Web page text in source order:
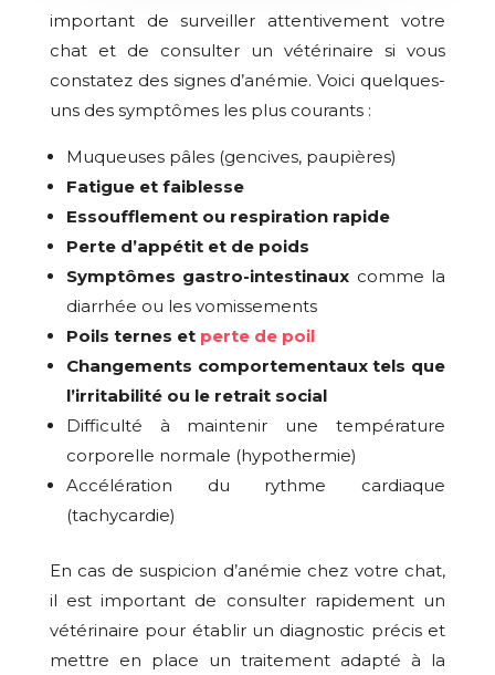
important de surveiller attentivement votre
chat et de consulter un vétérinaire si vous
constatez des signes d’anémie. Voici quelques-
uns des symptômes les plus courants :
Muqueuses pâles (gencives, paupières)
Fatigue et faiblesse
Essoufflement ou respiration rapide
Perte d’appétit et de poids
Symptômes gastro-intestinaux comme la
diarrhée ou les vomissements
Poils ternes et perte de poil
Changements comportementaux tels que
l’irritabilité ou le retrait social
Difficulté à maintenir une température
corporelle normale (hypothermie)
Accélération du rythme cardiaque
(tachycardie)
En cas de suspicion d’anémie chez votre chat,
il est important de consulter rapidement un
vétérinaire pour établir un diagnostic précis et
mettre en place un traitement adapté à la